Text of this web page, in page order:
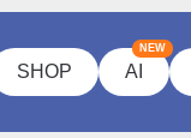
SHOP AI
NEW